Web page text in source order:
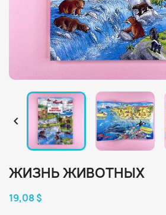

ЖИЗНЬ ЖИВОТНЫХ
19,08 $